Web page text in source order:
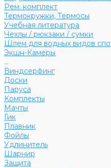
Рем. комплект
Термокружки, Термосы
Учебная литература
Чехлы / рюкзаки / сумки
Шлем для водных видов
Экшн-Камеры
...
Виндсерфинг
Доски
Паруса
Комплекты
Мачты
Гик
Плавник
Фойлы
Удлинитель
Шарнир
Защита